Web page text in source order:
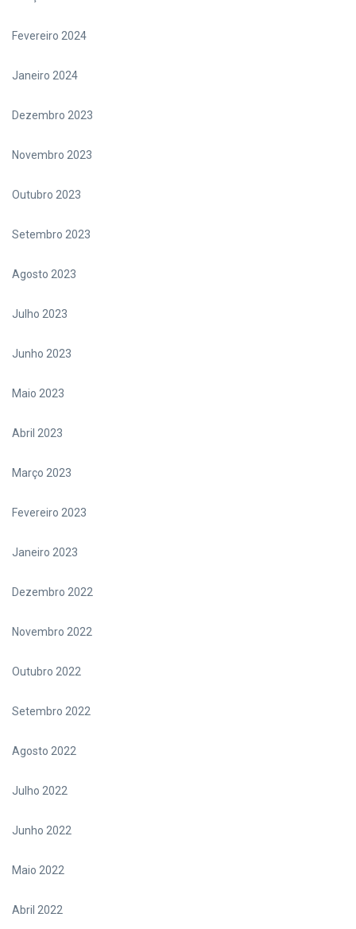
Fevereiro 2024
Janeiro 2024
Dezembro 2023
Novembro 2023
Outubro 2023
Setembro 2023
Agosto 2023
Julho 2023
Junho 2023
Maio 2023
Abril 2023
Março 2023
Fevereiro 2023
Janeiro 2023
Dezembro 2022
Novembro 2022
Outubro 2022
Setembro 2022
Agosto 2022
Julho 2022
Junho 2022
Maio 2022
Abril 2022